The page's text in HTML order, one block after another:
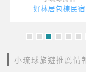
好林居包棟民宿
小琉球旅遊推薦情